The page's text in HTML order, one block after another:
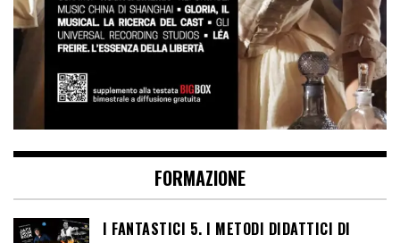
FORMAZIONE
I FANTASTICI 5. I METODI DIDATTICI DI